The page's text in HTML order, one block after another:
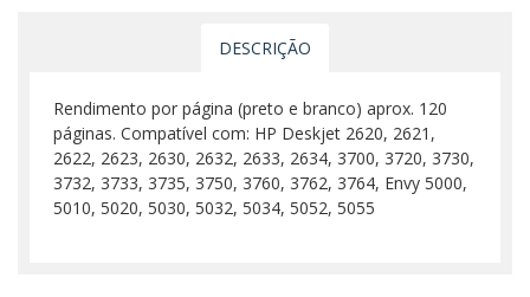
DESCRIÇÃO
Rendimento por página (preto e branco) aprox. 120
páginas. Compatível com: HP Deskjet 2620, 2621,
2622, 2623, 2630, 2632, 2633, 2634, 3700, 3720, 3730,
3732, 3733, 3735, 3750, 3760, 3762, 3764, Envy 5000,
5010, 5020, 5030, 5032, 5034, 5052, 5055